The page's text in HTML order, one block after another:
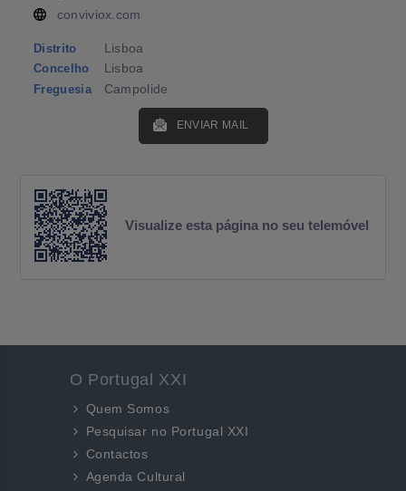
conviviox.com
Distrito Lisboa
Concelho Lisboa
Freguesia Campolide
ENVIAR MAIL
Visualize esta página no seu telemóvel
O Portugal XXI
Quem Somos
Pesquisar no Portugal XXI
Contactos
Agenda Cultural